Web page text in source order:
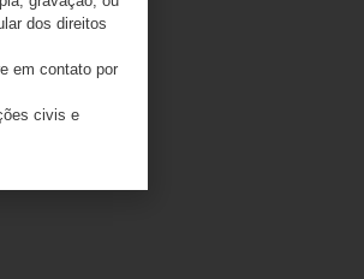
dos direitos
em contato por
civis e